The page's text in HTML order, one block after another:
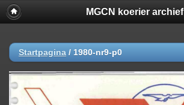
MGCN koerier archief
Startpagina / 1980-nr9-p0